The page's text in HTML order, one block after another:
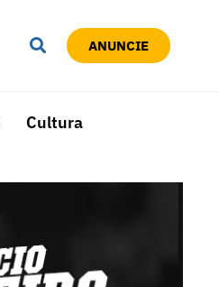
ANUNCIE
Cultura